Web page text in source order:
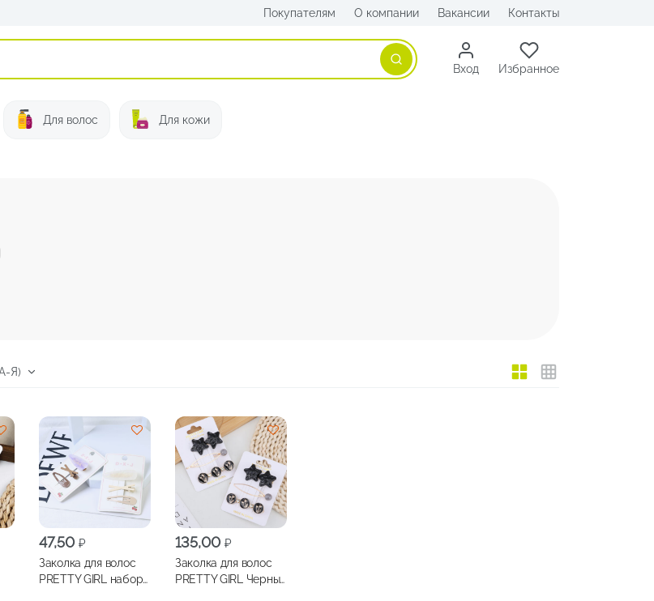
Покупателям О компании Вакансии Контакты
Поиск
Вход Избранное
Для волос Для кожи
47,50 ₽
Заколка для волос
PRETTY GIRL набор
135,00 ₽
Заколка для волос
PRETTY GIRL Черные